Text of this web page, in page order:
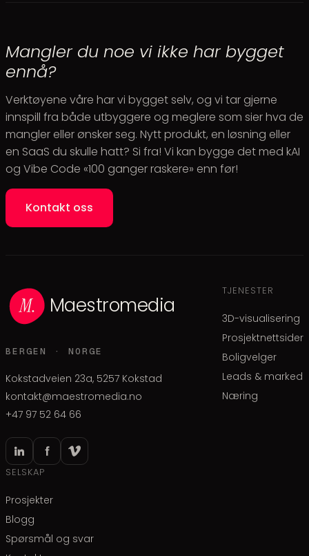
Mangler du noe vi ikke har bygget
ennå?
Verktøyene våre har vi bygget selv, og vi tar gjerne
innspill fra både utbyggere og meglere som sier hva de
mangler eller ønsker seg. Nytt produkt, en løsning eller
en SaaS du skulle hatt? Si fra! Vi kan bygge det med kAI
og Vibe Code «100 ganger raskere» enn før!
Kontakt oss
Maestromedia
BERGEN · NORGE
Kokstadveien 23a, 5257 Kokstad
kontakt@maestromedia.no
+47 97 52 64 66
TJENESTER
3D-visualisering
Prosjektnettsider
Boligvelger
Leads & marked
Næring
SELSKAP
Prosjekter
Blogg
Spørsmål og svar